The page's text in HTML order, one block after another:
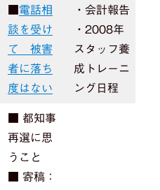
電話相
談を受け
て 被害
者に落ち
度はない
・会計報告
・2008年
スタッフ養
成トレーニ
ング日程
■ 都知事
再選に思
うこと
■ 寄稿：